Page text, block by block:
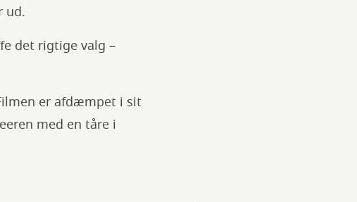
ud.
det rigtige valg –
er afdæmpet i sit
med en tåre i